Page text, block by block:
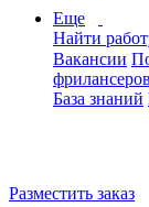
Еще
Найти
Вакансии
фрилансеров
База знаний
Разместить заказ